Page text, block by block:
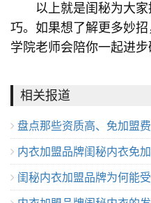
以上就是闺秘为大家
巧。如果想了解更多妙
学院老师会陪你一起进步
相关报道
盘点那些资质高、免加盟
内衣加盟品牌闺秘内衣免
闺秘内衣加盟品牌为何能